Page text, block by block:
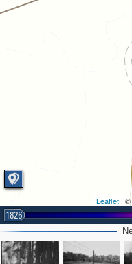
Leaflet |
1826